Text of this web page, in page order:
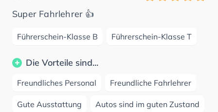
Super Fahrlehrer 👍
Führerschein-Klasse B Führerschein-Klasse T
Die Vorteile sind...
Freundliches Personal Freundliche Fahrlehrer
Gute Ausstattung Autos sind im guten Zustand